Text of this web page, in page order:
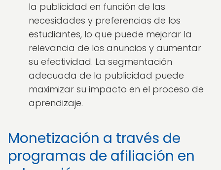
la publicidad en función de las
necesidades y preferencias de los
estudiantes, lo que puede mejorar la
relevancia de los anuncios y aumentar
su efectividad. La segmentación
adecuada de la publicidad puede
maximizar su impacto en el proceso de
aprendizaje.
Monetización a través de
programas de afiliación en